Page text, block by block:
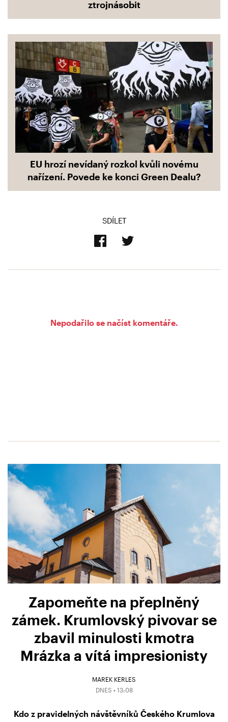
ztrojnásobit
EU hrozí nevídaný rozkol kvůli novému
nařízení. Povede ke konci Green Dealu?
SDÍLET
Nepodařilo se načíst komentáře.
Zapomeňte na přeplněný
zámek. Krumlovský pivovar se
zbavil minulosti kmotra
Mrázka a vítá impresionisty
MAREK KERLES
DNES • 13:08
Kdo z pravidelných návštěvníků Českého Krumlova